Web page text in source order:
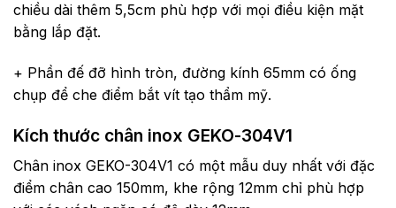
chiều dài thêm 5,5cm phù hợp với mọi điều kiện mặt
bằng lắp đặt.
+ Phần đế đỡ hình tròn, đường kính 65mm có ống
chụp để che điểm bắt vít tạo thẩm mỹ.
Kích thước chân inox GEKO-304V1
Chân inox GEKO-304V1 có một mẫu duy nhất với đặc
điểm chân cao 150mm, khe rộng 12mm chỉ phù hợp